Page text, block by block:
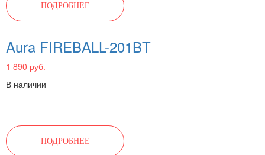
ПОДРОБНЕЕ
Aura FIREBALL-201BT
1 890 руб.
В наличии
ПОДРОБНЕЕ